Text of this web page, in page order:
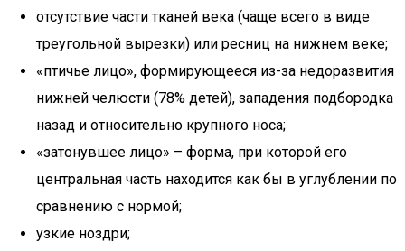
отсутствие части тканей века (чаще всего в виде
треугольной вырезки) или ресниц на нижнем веке;
«птичье лицо», формирующееся из-за недоразвития
нижней челюсти (78% детей), западения подбородка
назад и относительно крупного носа;
«затонувшее лицо» – форма, при которой его
центральная часть находится как бы в углублении по
сравнению с нормой;
узкие ноздри;